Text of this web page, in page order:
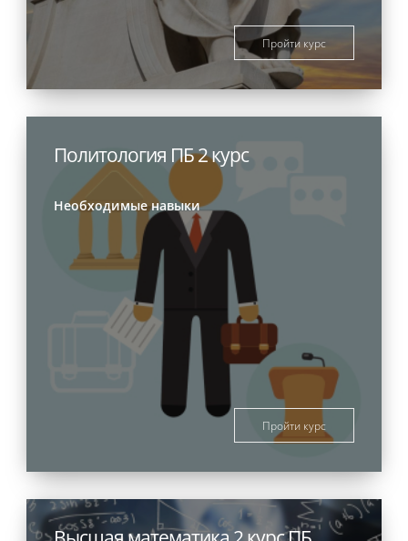
Пройти курс
Политология ПБ 2 курс
Необходимые навыки
Пройти курс